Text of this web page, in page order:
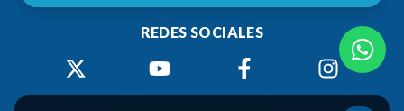
REDES SOCIALES